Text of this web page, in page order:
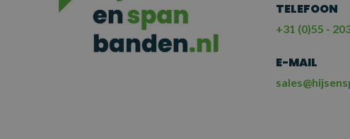
TELEFOON
+31 (0)55 -
E-MAIL